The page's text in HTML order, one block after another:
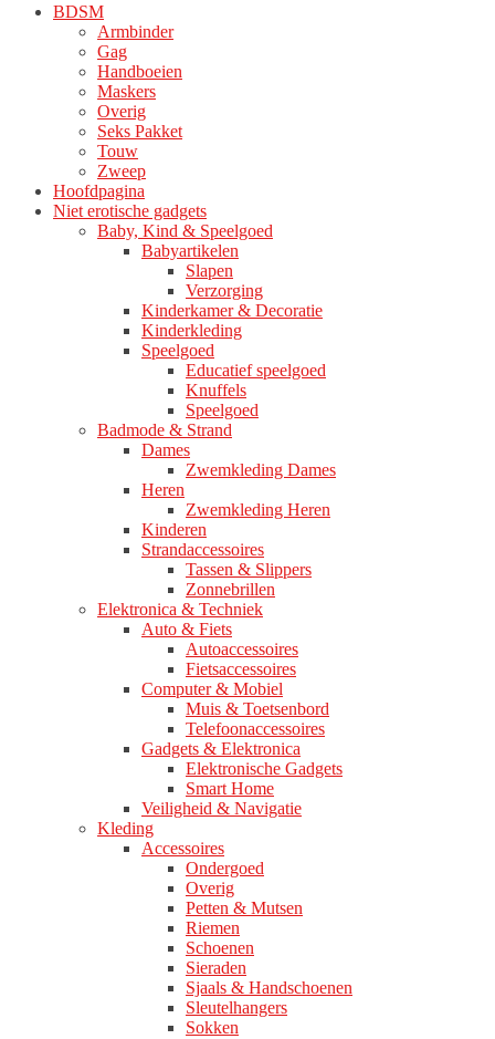
BDSM
Armbinder
Gag
Handboeien
Maskers
Overig
Seks Pakket
Touw
Zweep
Hoofdpagina
Niet erotische gadgets
Baby, Kind & Speelgoed
Babyartikelen
Slapen
Verzorging
Kinderkamer & Decoratie
Kinderkleding
Speelgoed
Educatief speelgoed
Knuffels
Speelgoed
Badmode & Strand
Dames
Zwemkleding Dames
Heren
Zwemkleding Heren
Kinderen
Strandaccessoires
Tassen & Slippers
Zonnebrillen
Elektronica & Techniek
Auto & Fiets
Autoaccessoires
Fietsaccessoires
Computer & Mobiel
Muis & Toetsenbord
Telefoonaccessoires
Gadgets & Elektronica
Elektronische Gadgets
Smart Home
Veiligheid & Navigatie
Kleding
Accessoires
Ondergoed
Overig
Petten & Mutsen
Riemen
Schoenen
Sieraden
Sjaals & Handschoenen
Sleutelhangers
Sokken